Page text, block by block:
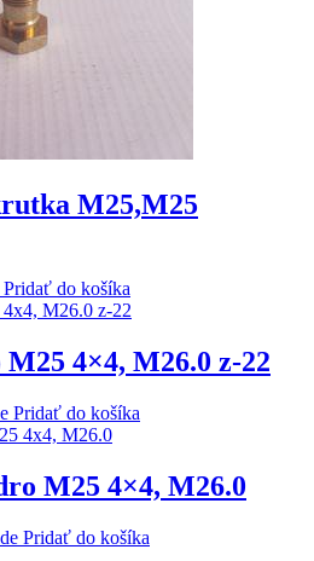
M25,M25
Pridať do košíka
4×4, M26.0 z-22
Pridať do košíka
M25 4×4, M26.0
Pridať do košíka